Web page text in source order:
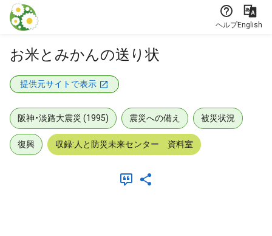
本文に飛ぶ
ヘルプEnglish
お米とみかんの送り状
提供元サイトで表示
阪神・淡路大震災 (1995) 震災への備え 被災状況
復興 収録:人と防災未来センター 資料室